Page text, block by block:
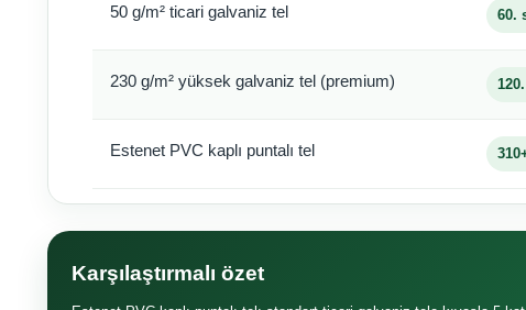
50 g/m² ticari galvaniz tel 60.
230 g/m² yüksek galvaniz tel (premium)
Estenet PVC kaplı puntalı tel
Karşılaştırmalı özet